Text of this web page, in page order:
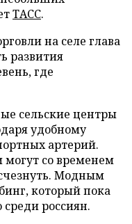
ТАСС.
на селе глава
развития
где
сельские центры
удобному
артерий.
со временем
Модным
который пока
россиян.